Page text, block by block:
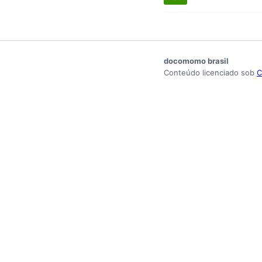
docomomo brasil
Conteúdo licenciado sob